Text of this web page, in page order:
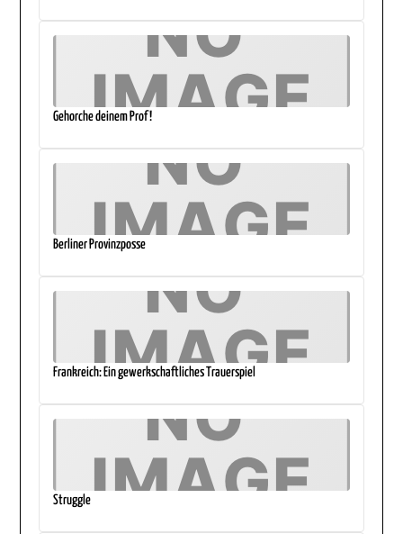
Gehorche deinem Prof!
Berliner Provinzposse
Frankreich: Ein gewerkschaftliches Trauerspiel
Struggle